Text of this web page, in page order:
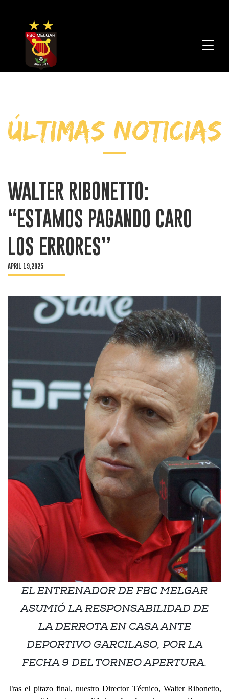
FBC
ÚLTIMAS NOTICIAS
WALTER RIBONETTO:
“ESTAMOS PAGANDO CARO
LOS ERRORES”
APRIL 19,2025
EL ENTRENADOR DE FBC MELGAR
ASUMIÓ LA RESPONSABILIDAD DE
LA DERROTA EN CASA ANTE
DEPORTIVO GARCILASO, POR LA
FECHA 9 DEL TORNEO APERTURA.
Tras el pitazo final, nuestro Director Técnico, Walter Ribonetto,